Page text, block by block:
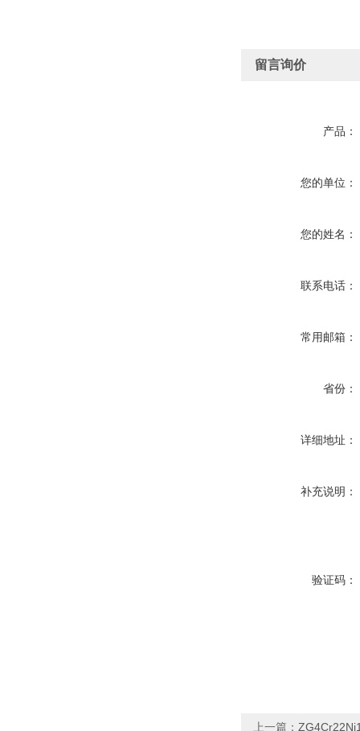
留言询价
产品：
您的单位：
您的姓名：
联系电话：
常用邮箱：
省份：
详细地址：
补充说明：
验证码：
上一篇：